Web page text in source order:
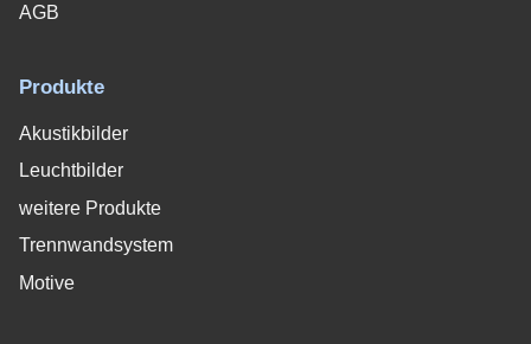
AGB
Produkte
Akustikbilder
Leuchtbilder
weitere Produkte
Trennwandsystem
Motive